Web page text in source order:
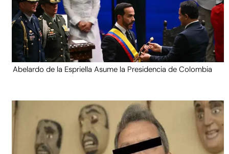
Abelardo de la Espriella Asume la Presidencia de Colombia